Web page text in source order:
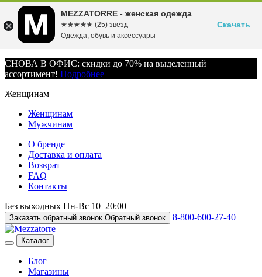
СНОВА В ОФИС: скидки до 70% на выделенный
ассортимент! Подробнее
Женщинам
Женщинам
Мужчинам
О бренде
Доставка и оплата
Возврат
FAQ
Контакты
Без выходных Пн-Вс 10–20:00
Заказать обратный звонок Обратный звонок 8-800-600-27-40
Каталог
Блог
Магазины
MEZZATORRE - женская одежда
☆☆☆☆☆
★★★★★ (25) звезд
Одежда, обувь и аксессуары
Скачать